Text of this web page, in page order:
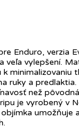
Enduro, verzia
veľa vylepšení.
k minimalizovaniu
ruky a
než
je vyrobený v
umožňuje